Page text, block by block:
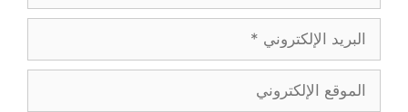
الإلكتروني
الإلكتروني